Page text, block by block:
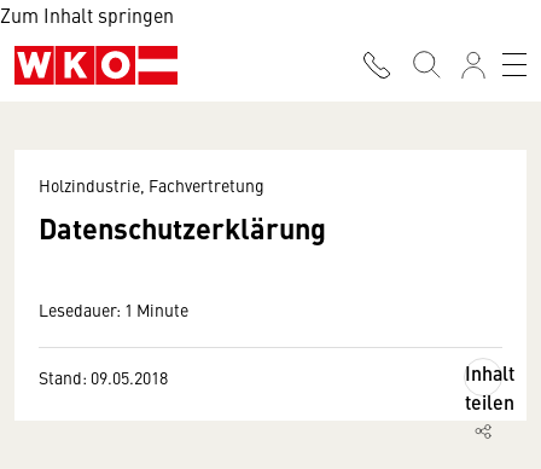
Zum Inhalt springen
Holzindustrie, Fachvertretung
Datenschutzerklärung
Lesedauer: 1 Minute
Stand: 09.05.2018
Inhalt
teilen